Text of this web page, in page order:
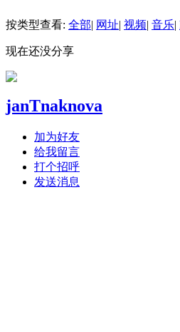
按类型查看: 全部| 网址| 视频| 音乐|
现在还没分享
janTnaknova
加为好友
给我留言
打个招呼
发送消息